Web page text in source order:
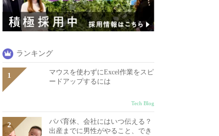
ランキング
マウスを使わずにExcel作業をスピ
ードアップするには
Tech Blog
パパ育休、会社にはいつ伝える？
出産までに男性がやること、でき